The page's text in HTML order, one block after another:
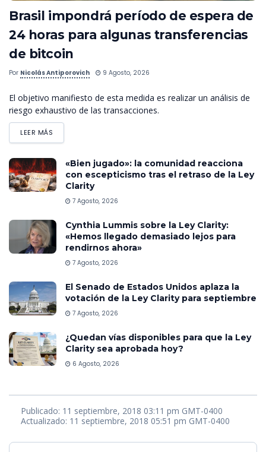
Brasil impondrá período de espera de
24 horas para algunas transferencias
de bitcoin
Por Nicolás Antiporovich 9 Agosto, 2026
El objetivo manifiesto de esta medida es realizar un análisis de
riesgo exhaustivo de las transacciones.
LEER MÁS
«Bien jugado»: la comunidad reacciona
con escepticismo tras el retraso de la Ley
Clarity
7 Agosto, 2026
Cynthia Lummis sobre la Ley Clarity:
«Hemos llegado demasiado lejos para
rendirnos ahora»
7 Agosto, 2026
El Senado de Estados Unidos aplaza la
votación de la Ley Clarity para septiembre
7 Agosto, 2026
¿Quedan vías disponibles para que la Ley
Clarity sea aprobada hoy?
6 Agosto, 2026
Publicado: 11 septiembre, 2018 03:11 pm GMT-0400
Actualizado: 11 septiembre, 2018 05:51 pm GMT-0400